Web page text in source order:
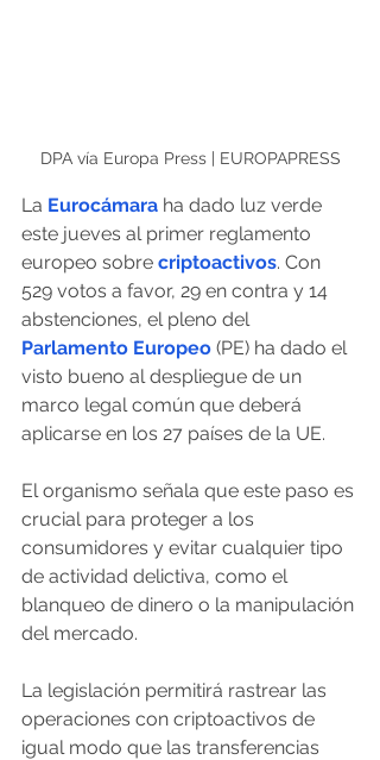
DPA vía Europa Press | EUROPAPRESS
La Eurocámara ha dado luz verde
este jueves al primer reglamento
europeo sobre criptoactivos. Con
529 votos a favor, 29 en contra y 14
abstenciones, el pleno del
Parlamento Europeo (PE) ha dado el
visto bueno al despliegue de un
marco legal común que deberá
aplicarse en los 27 países de la UE.
El organismo señala que este paso es
crucial para proteger a los
consumidores y evitar cualquier tipo
de actividad delictiva, como el
blanqueo de dinero o la manipulación
del mercado.
La legislación permitirá rastrear las
operaciones con criptoactivos de
igual modo que las transferencias